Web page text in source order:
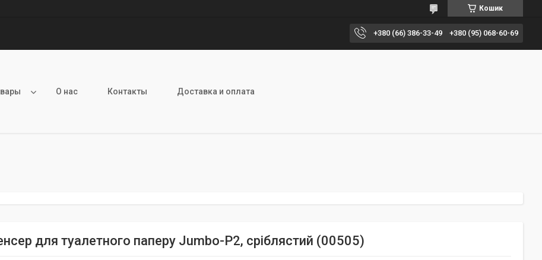
Кошик
+380 (66) 386-33-49 +380 (95) 068-60-69
О нас Контакты Доставка и оплата
для туалетного паперу Jumbo-P2, сріблястий (00505)